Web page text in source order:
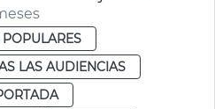
POPULARES
LAS AUDIENCIAS